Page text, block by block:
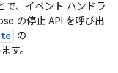
で、イベント ハンドラ
の停止 API を呼び出
の
す。